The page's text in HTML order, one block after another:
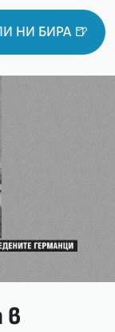
НИ БИРА 🍺
в